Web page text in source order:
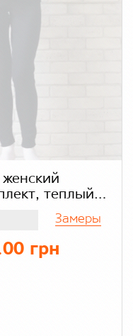
женский
теплый
Замеры
грн